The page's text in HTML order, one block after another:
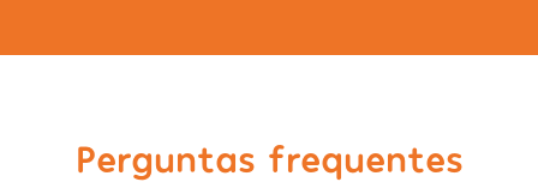
Perguntas frequentes